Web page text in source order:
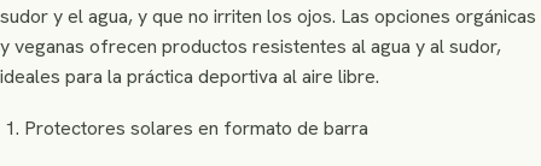
sudor y el agua, y que no irriten los ojos. Las opciones orgánicas
y veganas ofrecen productos resistentes al agua y al sudor,
ideales para la práctica deportiva al aire libre.
Protectores solares en formato de barra